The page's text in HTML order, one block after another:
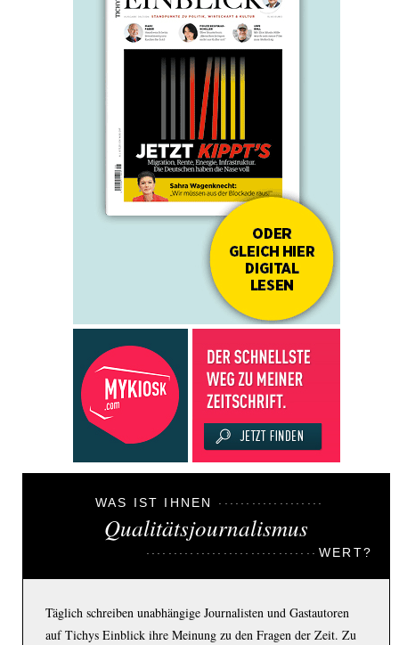
WAS IST IHNEN
Qualitätsjournalismus
WERT?
Täglich schreiben unabhängige Journalisten und Gastautoren
auf Tichys Einblick ihre Meinung zu den Fragen der Zeit. Zu